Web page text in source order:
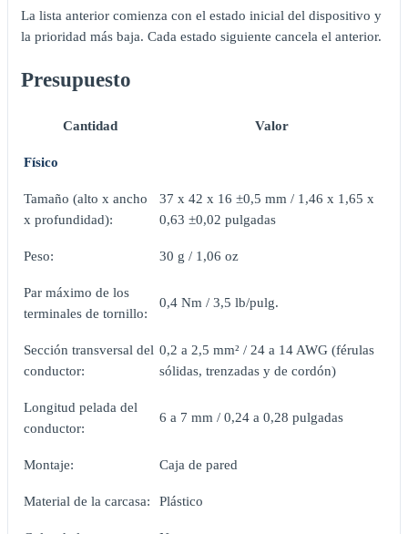
La lista anterior comienza con el estado inicial del dispositivo y
la prioridad más baja. Cada estado siguiente cancela el anterior.
Presupuesto
Cantidad Valor
Físico
Tamaño (alto x ancho
x profundidad):
37 x 42 x 16 ±0,5 mm / 1,46 x 1,65 x
0,63 ±0,02 pulgadas
Peso: 30 g / 1,06 oz
Par máximo de los
terminales de tornillo:
0,4 Nm / 3,5 lb/pulg.
Sección transversal del
conductor:
0,2 a 2,5 mm² / 24 a 14 AWG (férulas
sólidas, trenzadas y de cordón)
Longitud pelada del
conductor:
6 a 7 mm / 0,24 a 0,28 pulgadas
Montaje: Caja de pared
Material de la carcasa: Plástico